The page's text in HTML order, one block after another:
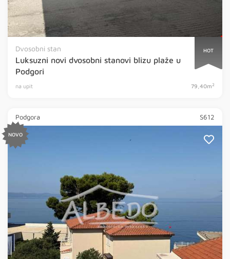
HOT
Dvosobni stan
Luksuzni novi dvosobni stanovi blizu plaže u
Podgori
na upit 79,40m 2
Podgora S612
NOVO